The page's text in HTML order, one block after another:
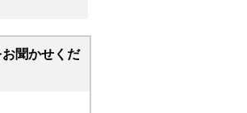
聞かせくだ